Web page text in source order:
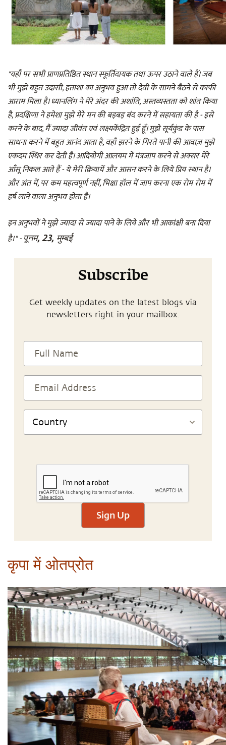
"यहाँ पर सभी प्राणप्रतिष्ठित स्थान स्फूर्तिदायक तथा ऊपर उठाने वाले हैं। जब
भी मुझे बहुत उदासी, हताशा का अनुभव हुआ तो देवी के सामने बैठने से काफी
आराम मिला है। ध्यानलिंग ने मेरे अंदर की अशांति, अस्तव्यस्तता को शांत किया
है, प्रदक्षिणा ने हमेशा मुझे मेरे मन की बड़बड़ बंद करने में सहायता की है - इसे
करने के बाद, मैं ज्यादा जीवंत एवं लक्ष्यकेंद्रित हुई हूँ। मुझे सूर्यकुंड के पास
साधना करने में बहुत आनंद आता है, वहाँ झरने के गिरते पानी की आवाज़ मुझे
एकदम स्थिर कर देती है। आदियोगी आलयम में मंत्रजाप करने से अक्सर मेरे
आँसू निकल आते हैं - ये मेरी क्रियायें और आसन करने के लिये प्रिय स्थान है।
और अंत में, पर कम महत्वपूर्ण नहीं, भिक्षा हॉल में जाप करना एक रोम रोम में
हर्ष लाने वाला अनुभव होता है।
इन अनुभवों ने मुझे ज्यादा से ज्यादा पाने के लिये और भी आकांक्षी बना दिया
है।" -पूनम, 23, मुम्बई
Subscribe
Get weekly updates on the latest blogs via
newsletters right in your mailbox.
Sign Up
कृपा में ओतप्रोत